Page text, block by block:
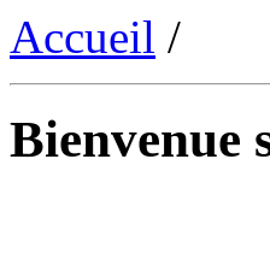
Accueil /
Bienvenue